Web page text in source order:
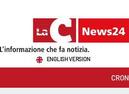
Sezioni
ENGLISH VERSION